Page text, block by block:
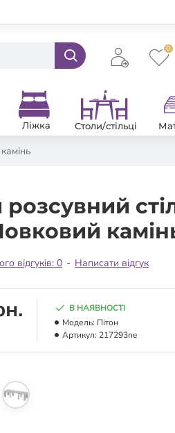
0
Ліжка Столи/стільці
розсувний
відгуків: 0 - Написати відгук
В НАЯВНОСТІ
Модель: Пітон
Артикул: 217293ne